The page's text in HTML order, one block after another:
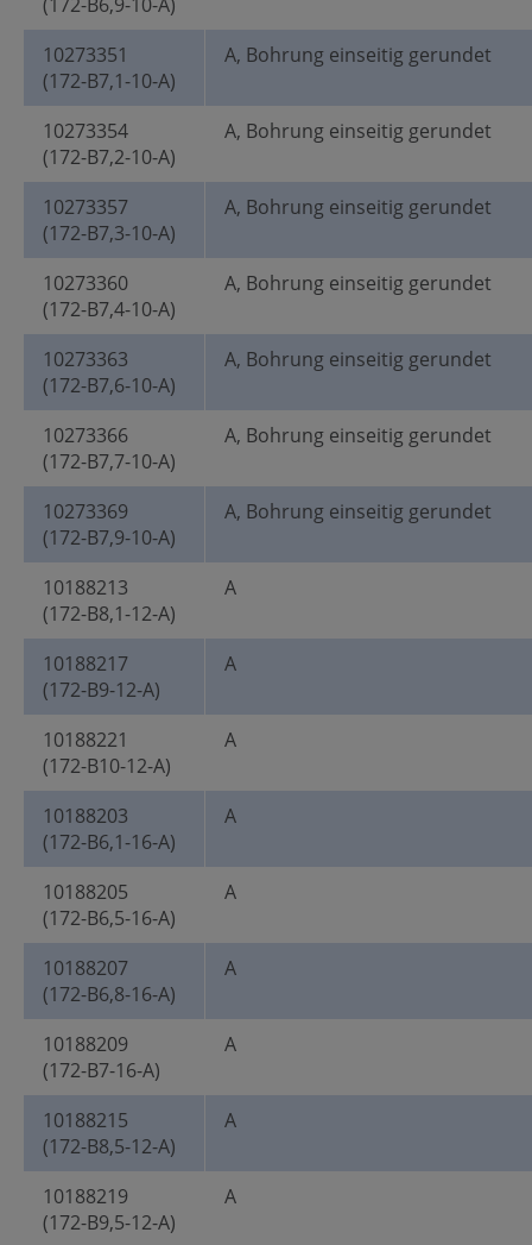
10273351
(172-B7,1-10-A)
A, Bohrung einseitig gerundet
10273354
(172-B7,2-10-A)
A, Bohrung einseitig gerundet
10273357
(172-B7,3-10-A)
A, Bohrung einseitig gerundet
10273360
(172-B7,4-10-A)
A, Bohrung einseitig gerundet
10273363
(172-B7,6-10-A)
A, Bohrung einseitig gerundet
10273366
(172-B7,7-10-A)
A, Bohrung einseitig gerundet
10273369
(172-B7,9-10-A)
A, Bohrung einseitig gerundet
10188213
(172-B8,1-12-A)
A
10188217
(172-B9-12-A)
A
10188221
(172-B10-12-A)
A
10188203
(172-B6,1-16-A)
A
10188205
(172-B6,5-16-A)
A
10188207
(172-B6,8-16-A)
A
10188209
(172-B7-16-A)
A
10188215
(172-B8,5-12-A)
A
10188219
(172-B9,5-12-A)
A